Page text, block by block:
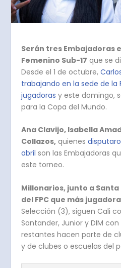
Serán tres Embajadoras
Femenino Sub-17 que se
Desde el 1 de octubre,
trabajando en la sede de la
jugadoras y este domingo,
para la Copa del Mundo.
Ana Clavijo, Isabella
Collazos, quienes
abril son las Embajadoras
este torneo.
Millonarios, junto a Santa
del FPC que más
Selección (3), siguen Cali
Santander, Junior y DIM
restantes hacen parte de
y de clubes o escuelas del